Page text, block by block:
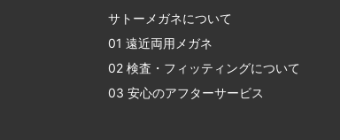
サトーメガネについて
01 遠近両用メガネ
02 検査・フィッティングについて
03 安心のアフターサービス